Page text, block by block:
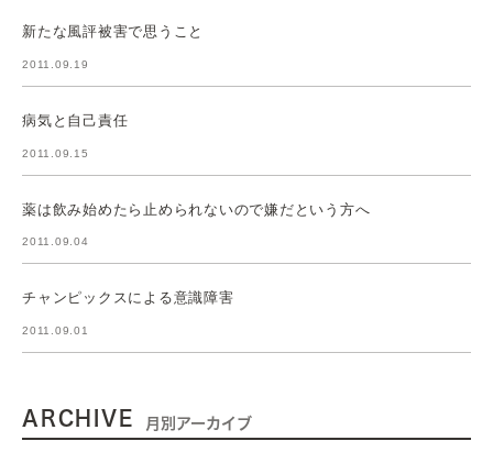
新たな風評被害で思うこと
2011.09.19
病気と自己責任
2011.09.15
薬は飲み始めたら止められないので嫌だという方へ
2011.09.04
チャンピックスによる意識障害
2011.09.01
ARCHIVE 月別アーカイブ